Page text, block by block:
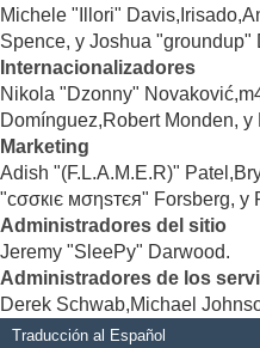
Michele "Illori"
Spence, y Joshua "groundup"
Internacionalizadores
Nikola "Dzonny"
Domínguez,Robert Monden, y
Marketing
Adish "(F.L.A.M.E.R)"
"cσσкιє мσηѕтєя" Forsberg, y
Administradores del sitio
Jeremy "SleePy" Darwood.
Administradores de los
Derek Schwab,Michael
Traducción al Español